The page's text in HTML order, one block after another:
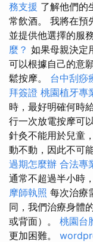
務支援 了解他們的
常飲酒。 我將在預
並提供他選擇的服
麼？ 如果母親決定
可以根據自己的意
鬆按摩。 台中刮痧
拜簽證 桃園植牙專
時，最好明確何時
行一次放電按摩可
針灸不能用於兒童
動不動，因此不可
過期怎麼辦 合法專
通常不超過半小時
摩師執照 每次治療
同，我們治療身體
或背面）。 桃園台
更加困難。